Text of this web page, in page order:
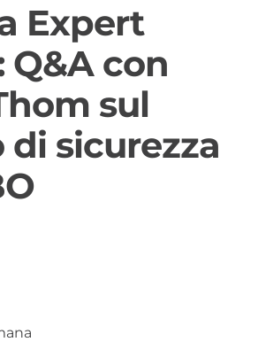
Expert
Q&A con
sul
di sicurezza